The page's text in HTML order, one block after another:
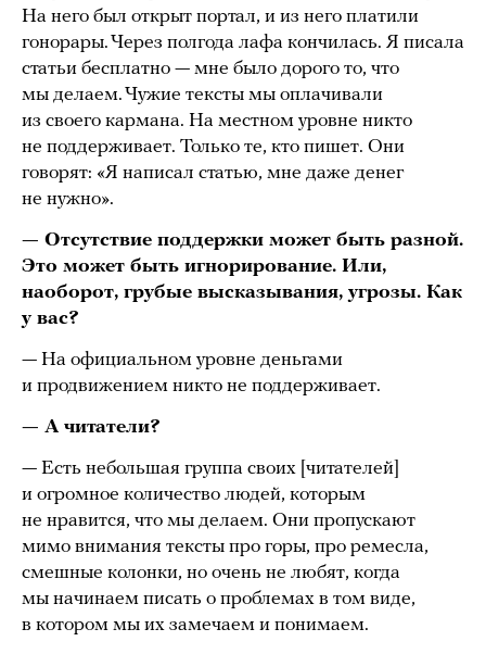
На него был открыт портал, и из него платили
гонорары. Через полгода лафа кончилась. Я писала
статьи бесплатно — мне было дорого то, что
мы делаем. Чужие тексты мы оплачивали
из своего кармана. На местном уровне никто
не поддерживает. Только те, кто пишет. Они
говорят: «Я написал статью, мне даже денег
не нужно».
— Отсутствие поддержки может быть разной.
Это может быть игнорирование. Или,
наоборот, грубые высказывания, угрозы. Как
у вас?
— На официальном уровне деньгами
и продвижением никто не поддерживает.
— А читатели?
— Есть небольшая группа своих [читателей]
и огромное количество людей, которым
не нравится, что мы делаем. Они пропускают
мимо внимания тексты про горы, про ремесла,
смешные колонки, но очень не любят, когда
мы начинаем писать о проблемах в том виде,
в котором мы их замечаем и понимаем.